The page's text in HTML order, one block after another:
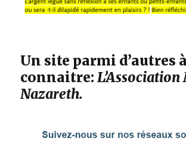
Un site parmi d’autres
connaitre:
Nazareth.